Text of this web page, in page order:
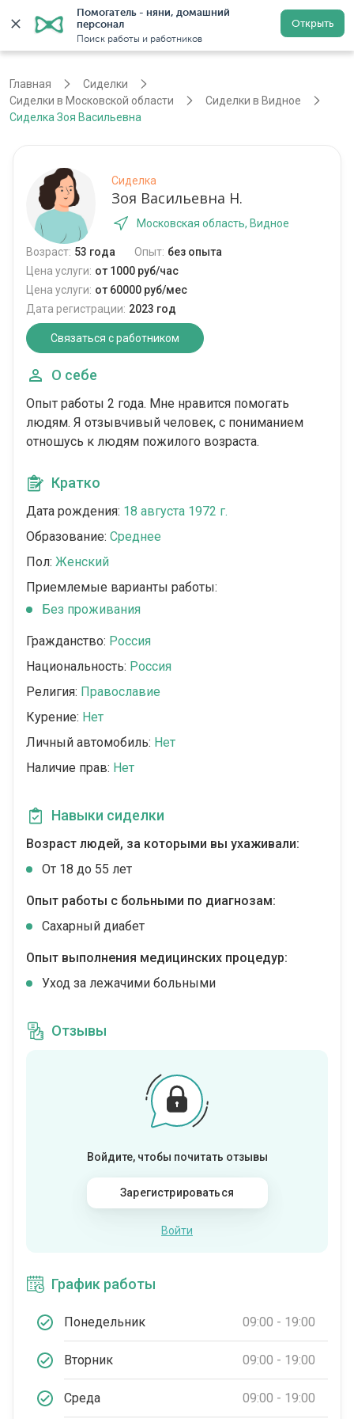
Помогатель - няни, домашний
персонал
Поиск работы и работников
Открыть
Регистрация
Главная
Сиделки
Сиделки в Московской области
Сиделки в Видное
Сиделка Зоя Васильевна
Сиделка
Зоя Васильевна Н.
Московская область, Видное
Возраст: 53 года Опыт: без опыта
Цена услуги: от 1000 руб/час
Цена услуги: от 60000 руб/мес
Дата регистрации: 2023 год
Связаться с работником
О себе
Опыт работы 2 года. Мне нравится помогать
людям. Я отзывчивый человек, с пониманием
отношусь к людям пожилого возраста.
Кратко
Дата рождения: 18 августа 1972 г.
Образование: Среднее
Пол: Женский
Приемлемые варианты работы:
Без проживания
Гражданство: Россия
Национальность: Россия
Религия: Православие
Курение: Нет
Личный автомобиль: Нет
Наличие прав: Нет
Навыки сиделки
Возраст людей, за которыми вы ухаживали:
От 18 до 55 лет
Опыт работы с больными по диагнозам:
Сахарный диабет
Опыт выполнения медицинских процедур:
Уход за лежачими больными
Отзывы
Войдите, чтобы почитать отзывы
Зарегистрироваться
Войти
График работы
Понедельник 09:00 - 19:00
Вторник 09:00 - 19:00
Среда 09:00 - 19:00